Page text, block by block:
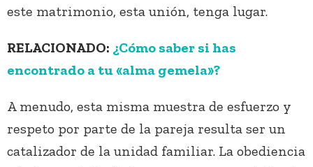
este matrimonio, esta unión, tenga lugar.
RELACIONADO: ¿Cómo saber si has
encontrado a tu «alma gemela»?
A menudo, esta misma muestra de esfuerzo y
respeto por parte de la pareja resulta ser un
catalizador de la unidad familiar. La obediencia